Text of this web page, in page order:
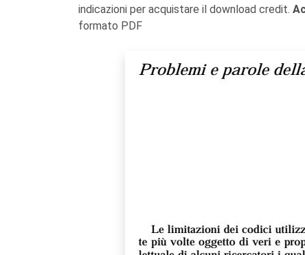
indicazioni per acquistare il download credit.
formato PDF